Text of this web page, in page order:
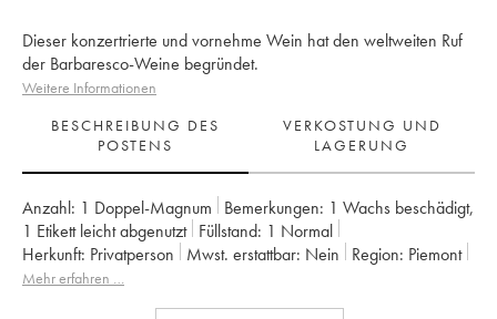
Dieser konzertrierte und vornehme Wein hat den weltweiten Ruf
der Barbaresco-Weine begründet.
Weitere Informationen
BESCHREIBUNG DES
POSTENS
VERKOSTUNG UND
LAGERUNG
Anzahl: 1 Doppel-Magnum Bemerkungen: 1 Wachs beschädigt,
1 Etikett leicht abgenutzt Füllstand: 1 Normal
Herkunft:
privatperson Mwst. erstattbar: nein Region:
Piemont
Appellation: Barbaresco DOCG
Mehr erfahren …